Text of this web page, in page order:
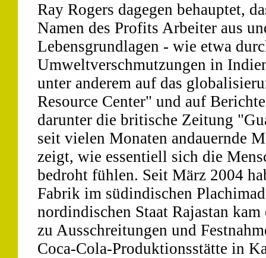
Ray Rogers dagegen behauptet,
Namen des Profits Arbeiter aus
Lebensgrundlagen - wie etwa
Umweltverschmutzungen in
unter anderem auf das
Resource Center" und auf
darunter die britische Zeitung
seit vielen Monaten andauernde
zeigt, wie essentiell sich die
bedroht fühlen. Seit März 2004
Fabrik im südindischen
nordindischen Staat Rajastan
zu Ausschreitungen und
Coca-Cola-Produktionsstätte in